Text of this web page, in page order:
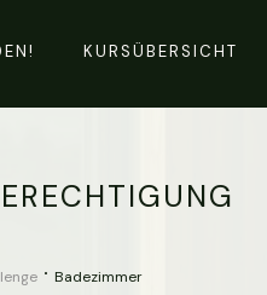
KURSÜBERSICHT
Badezimmer